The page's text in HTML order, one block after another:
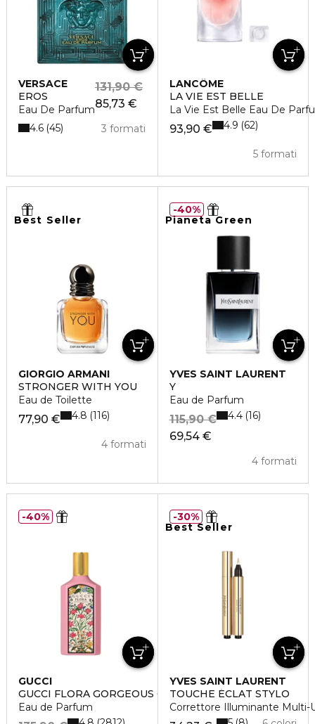
VERSACE
EROS
Eau De Parfum85,73 €
131,90 €
3 formati
4.6 45
LANCÔME
LA VIE EST BELLE
La Vie Est Belle Eau De
93,90 €
5 formati
4.9 62
Best Seller
GIORGIO ARMANI
STRONGER WITH YOU
Eau de Toilette
77,90 €
4 formati
4.8 116
Pianeta Green
YVES SAINT LAURENT
Y
Eau de Parfum
69,54 €
115,90 €
4 formati
4.4 16
40%
GUCCI
GUCCI FLORA GORGEOUS GARDENIA
Eau de Parfum
40%
Best Seller
YVES SAINT LAURENT
TOUCHE ÉCLAT STYLO
Correttore Illuminante Multi-
30%